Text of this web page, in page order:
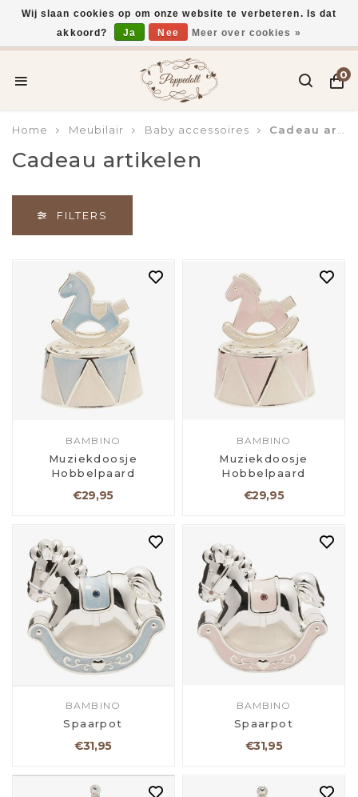
Gratis verzending vanaf €75,-
0
Home Meubilair Baby accessoires Cadeau artikelen
Cadeau artikelen
FILTERS
BAMBINO
Muziekdoosje
Hobbelpaard
€29,95
BAMBINO
Muziekdoosje
Hobbelpaard
€29,95
BAMBINO
Spaarpot
€31,95
BAMBINO
Spaarpot
€31,95
Wij slaan cookies op om onze website te verbeteren. Is dat
akkoord?
Ja Nee Meer over cookies »